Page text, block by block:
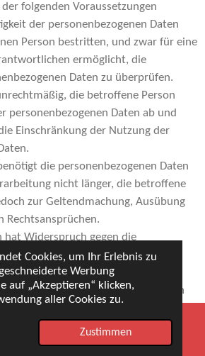
Cookies, um Ihr Erlebnis zu
Werbung
auf „Akzeptieren“ klicken,
aller Cookies zu.
Zustimmen
folgenden Voraussetzungen
der personenbezogenen Daten
Person bestritten, und zwar für eine
ermöglicht, die
Daten zu überprüfen.
die betroffene Person
personenbezogenen Daten ab und
Einschränkung der Nutzung der
die personenbezogenen Daten
nicht länger, die betroffene
zur Geltendmachung, Ausübung
Rechtsansprüchen.
hat Widerspruch gegen die
21 Abs. 1 DS-GVO eingelegt und es
die berechtigten Gründe des
denen der betroffenen Person
Voraussetzungen gegeben ist
die Einschränkung von
Karte